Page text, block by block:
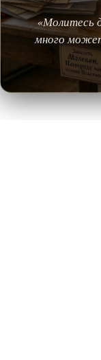
«Молитесь
много